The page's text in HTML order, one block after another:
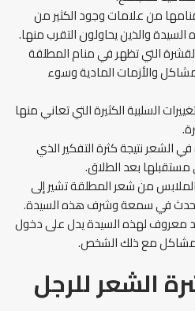
من علامات وجود الكثير من
والذين يحاولون التقرب منها.
التي تظهر في منام المطلقة
والأزمات المادية وسوء
السلبية الكثيرة التي تعاني منها
الشعر نتيجة كثرة التفكير الذي
بعد الطلاق.
من شعر المطلقة تشير إلى
في سمعة وشرف هذه السيدة.
معروف لهذه السيدة يدل على دخول
مع ذلك الشخص.
الشعر للرجل